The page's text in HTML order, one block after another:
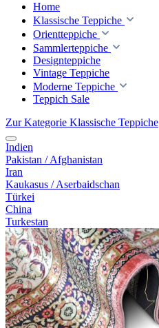
Home
Klassische Teppiche
Orientteppiche
Sammlerteppiche
Designteppiche
Vintage Teppiche
Moderne Teppiche
Teppich Sale
Zur Kategorie Klassische Teppiche
Indien
Pakistan / Afghanistan
Iran
Kaukasus / Aserbaidschan
Türkei
China
Turkestan